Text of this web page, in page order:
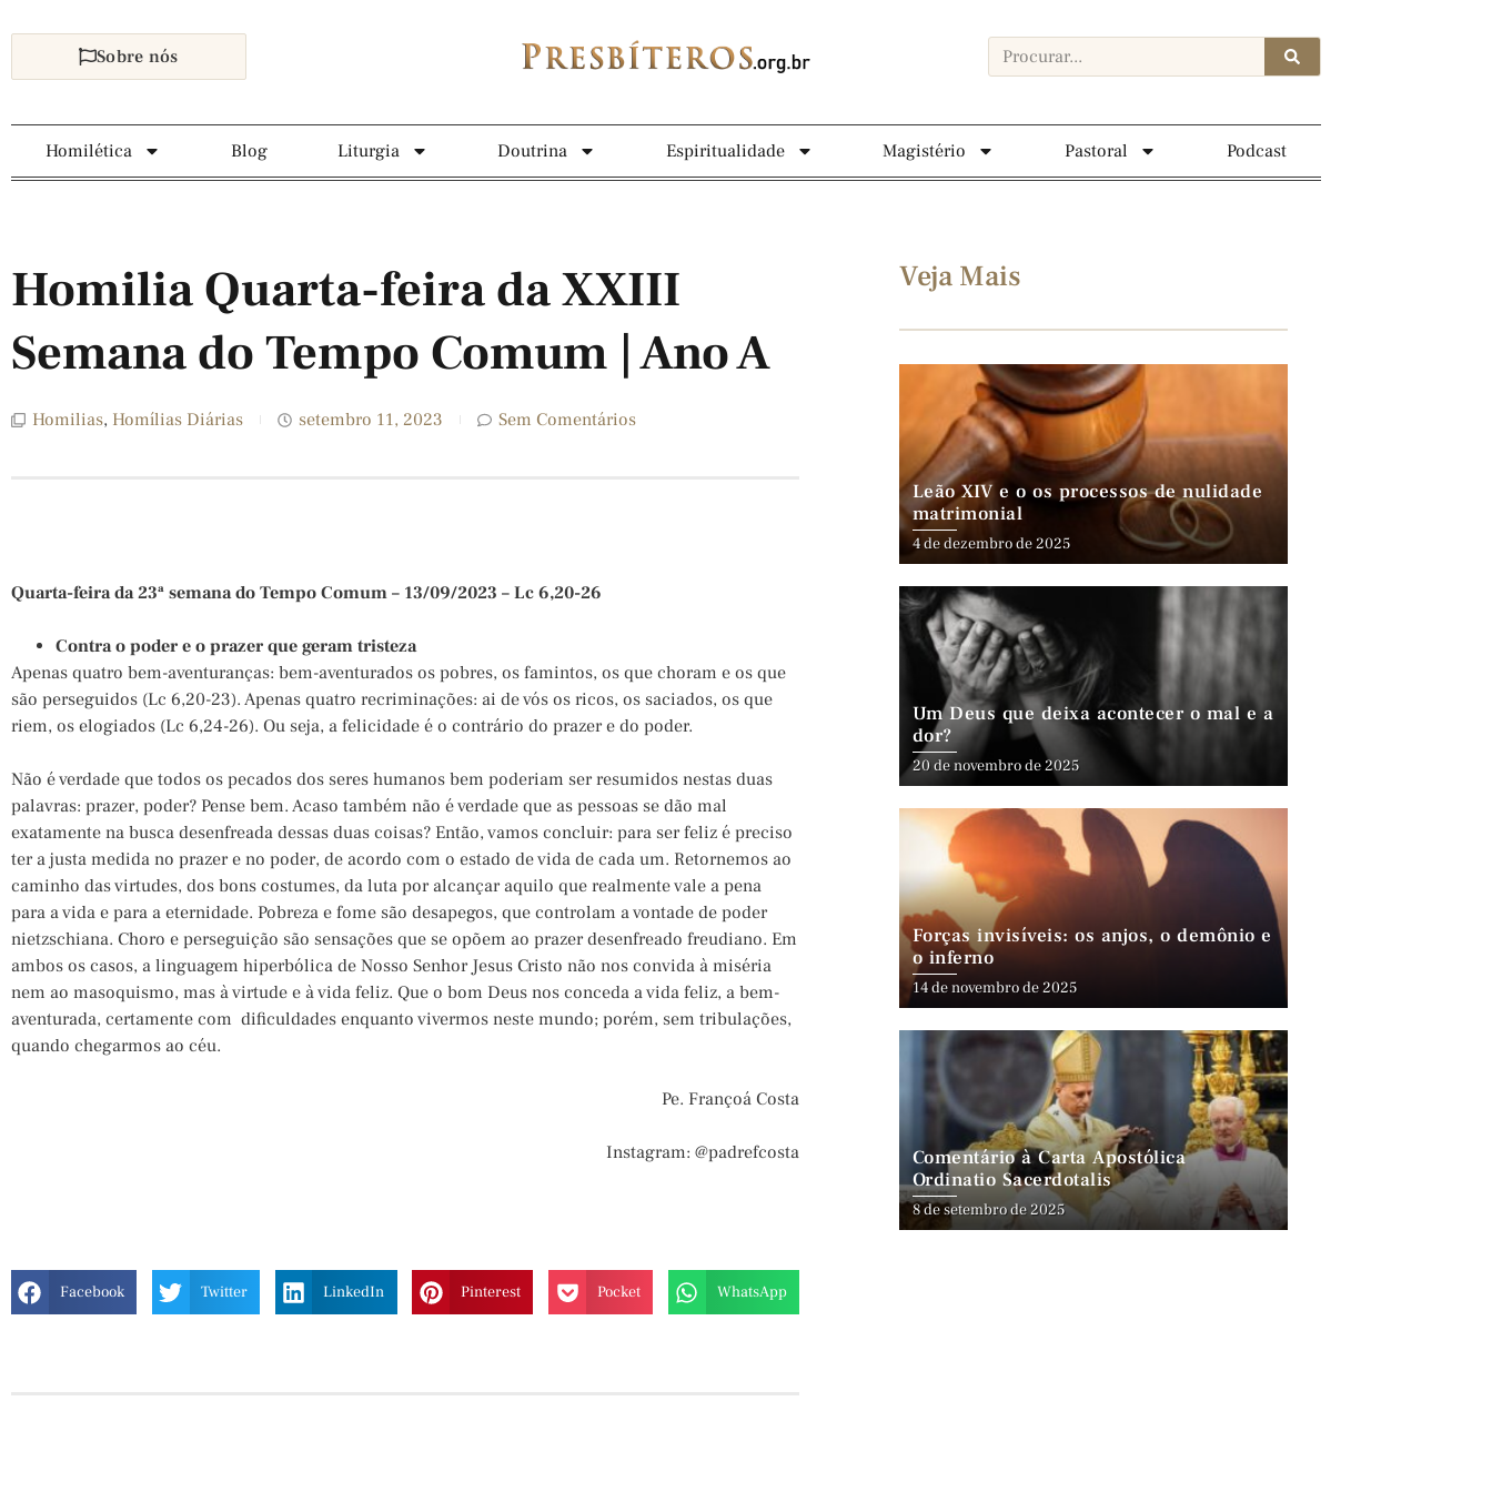
Sobre nós
Homilética Blog Liturgia Doutrina Espiritualidade Magistério Pastoral Podcast
Homilia Quarta-feira da XXIII
Semana do Tempo Comum | Ano A
Homilias, Homílias Diárias setembro 11, 2023 Sem Comentários
Quarta-feira da 23ª semana do Tempo Comum – 13/09/2023 – Lc 6,20-26
Contra o poder e o prazer que geram tristeza
Apenas quatro bem-aventuranças: bem-aventurados os pobres, os famintos, os que choram e os que
são perseguidos (Lc 6,20-23). Apenas quatro recriminações: ai de vós os ricos, os saciados, os que
riem, os elogiados (Lc 6,24-26). Ou seja, a felicidade é o contrário do prazer e do poder.
Não é verdade que todos os pecados dos seres humanos bem poderiam ser resumidos nestas duas
palavras: prazer, poder? Pense bem. Acaso também não é verdade que as pessoas se dão mal
exatamente na busca desenfreada dessas duas coisas? Então, vamos concluir: para ser feliz é preciso
ter a justa medida no prazer e no poder, de acordo com o estado de vida de cada um. Retornemos ao
caminho das virtudes, dos bons costumes, da luta por alcançar aquilo que realmente vale a pena
para a vida e para a eternidade. Pobreza e fome são desapegos, que controlam a vontade de poder
nietzschiana. Choro e perseguição são sensações que se opõem ao prazer desenfreado freudiano. Em
ambos os casos, a linguagem hiperbólica de Nosso Senhor Jesus Cristo não nos convida à miséria
nem ao masoquismo, mas à virtude e à vida feliz. Que o bom Deus nos conceda a vida feliz, a bem-
aventurada, certamente com dificuldades enquanto vivermos neste mundo; porém, sem tribulações,
quando chegarmos ao céu.
Pe. Françoá Costa
Instagram: @padrefcosta
Facebook Twitter LinkedIn Pinterest Pocket WhatsApp
Veja Mais
Leão XIV e o os processos de nulidade
matrimonial
4 de dezembro de 2025
Um Deus que deixa acontecer o mal e a
dor?
20 de novembro de 2025
Forças invisíveis: os anjos, o demônio e
o inferno
14 de novembro de 2025
Comentário à Carta Apostólica
Ordinatio Sacerdotalis
8 de setembro de 2025